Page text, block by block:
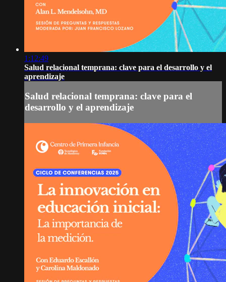
1:12:49
Salud relacional temprana: clave para el desarrollo y el
aprendizaje
Salud relacional temprana: clave para el
desarrollo y el aprendizaje